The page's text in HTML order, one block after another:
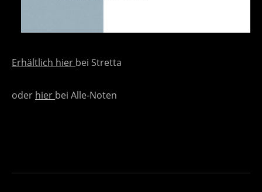
Erhältlich hier bei Stretta
oder hier bei Alle-Noten